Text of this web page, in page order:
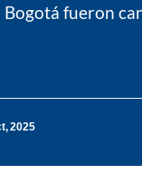
fueron
2025